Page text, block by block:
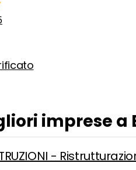
imprese
-